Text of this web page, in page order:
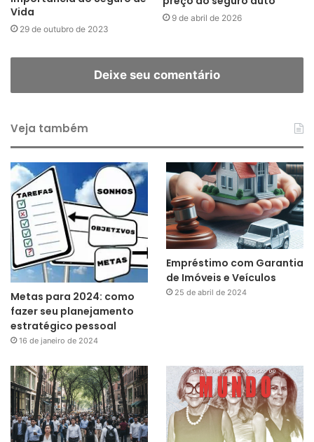
Vida
29 de outubro de 2023
9 de abril de 2026
Deixe seu comentário
Veja também
Metas para 2024: como
fazer seu planejamento
estratégico pessoal
16 de janeiro de 2024
Empréstimo com Garantia
de Imóveis e Veículos
25 de abril de 2024